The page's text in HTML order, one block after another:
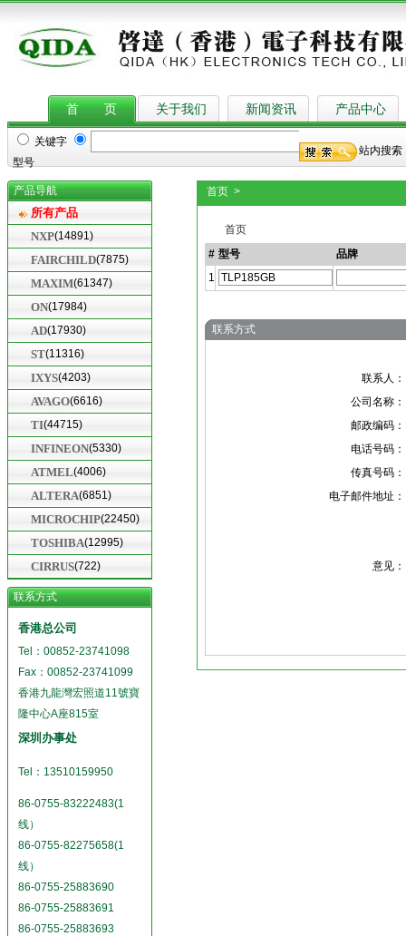
首 页 关于我们 新闻资讯 产品中心
关键字
型号
站内搜索
产品导航
所有产品
NXP(14891)
FAIRCHILD(7875)
MAXIM(61347)
ON(17984)
AD(17930)
ST(11316)
IXYS(4203)
AVAGO(6616)
TI(44715)
INFINEON(5330)
ATMEL(4006)
ALTERA(6851)
MICROCHIP(22450)
TOSHIBA(12995)
CIRRUS(722)
联系方式
香港总公司
Tel：00852-23741098
Fax：00852-23741099
香港九龍灣宏照道11號寶
隆中心A座815室
深圳办事处
Tel：13510159950
86-0755-83222483(1
线）
86-0755-82275658(1
线）
86-0755-25883690
86-0755-25883691
86-0755-25883693
首页 >
首页
# 型号
品牌
1
联系方式
联系人：
公司名称：
邮政编码：
电话号码：
传真号码：
电子邮件地址：
意见：